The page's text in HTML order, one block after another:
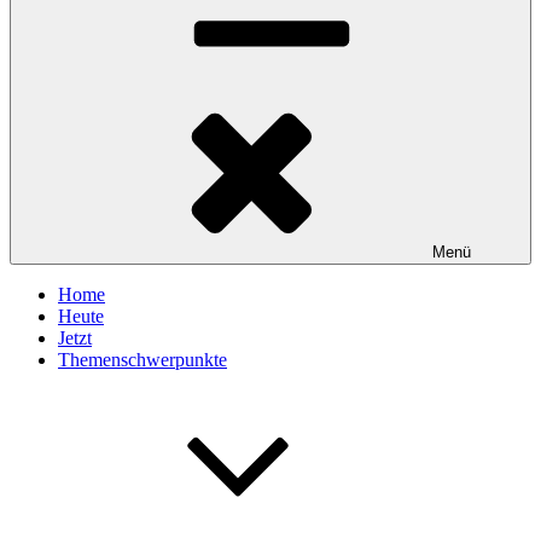
Menü
Home
Heute
Jetzt
Themenschwerpunkte